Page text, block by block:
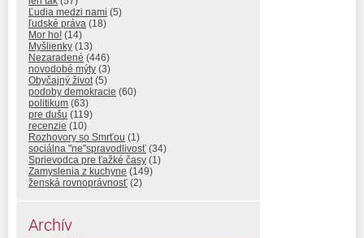
Ľudia medzi nami (5)
ľudské práva (18)
Mor ho! (14)
Myšlienky (13)
Nezaradené (446)
novodobé mýty (3)
Obyčajný život (5)
podoby demokracie (60)
politikum (63)
pre dušu (119)
recenzie (10)
Rozhovory so Smrťou (1)
sociálna "ne"spravodlivosť (34)
Sprievodca pre ťažké časy (1)
Zamyslenia z kuchyne (149)
ženská rovnoprávnosť (2)
Archív